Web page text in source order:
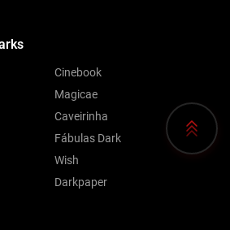
Cinebook
Magicae
Caveirinha
Fábulas Dark
Wish
Darkpaper